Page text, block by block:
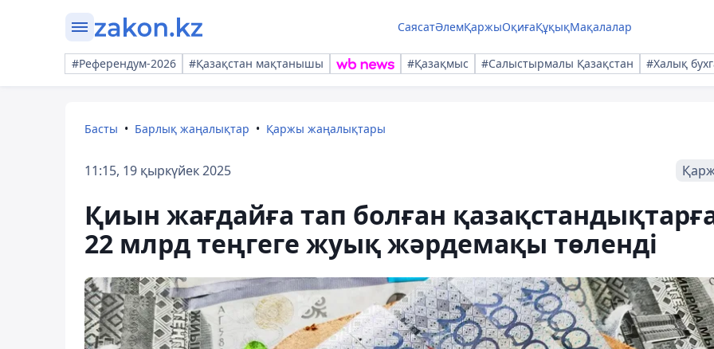
СаясатӘлемҚаржыОқиғаҚұқықМақалалар
#Референдум-2026 #Қазақстан мақтанышы #Қазақмыс #Салыстырмалы Қазақстан #Халық
Басты Барлық жаңалықтар Қаржы жаңалықтары
11:15, 19 қыркүйек 2025
Қиын жағдайға тап болған
22 млрд теңгеге жуық жәрдемақы төленді